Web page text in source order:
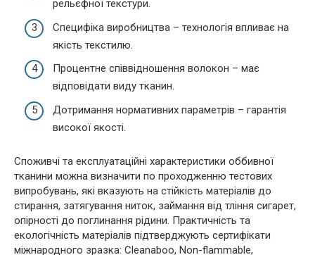
рельєфної текстури.
Специфіка виробництва – технологія впливає на
якість текстилю.
Процентне співвідношення волокон – має
відповідати виду тканин.
Дотримання нормативних параметрів – гарантія
високої якості.
Споживчі та експлуатаційні характеристики оббивної
тканини можна визначити по проходженню тестових
випробувань, які вказують на стійкість матеріалів до
стирання, затягування ниток, займання від тління сигарет,
опірності до поглинання рідини. Практичність та
екологічність матеріалів підтверджують сертифікати
міжнародного зразка: Cleanaboo, Non-flammable,